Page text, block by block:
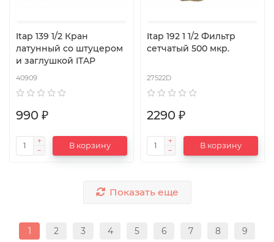
Itap 139 1/2 Кран
латунный со штуцером
и заглушкой ITAP
40909
990 ₽
В корзину
Itap 192 1 1/2 Фильтр
сетчатый 500 мкр.
27522D
2290 ₽
В корзину
Показать еще
1 2 3 4 5 6 7 8 9